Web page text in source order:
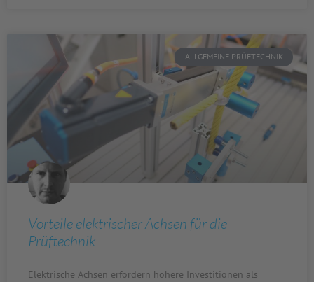
ALLGEMEINE PRÜFTECHNIK
Vorteile elektrischer Achsen für die
Prüftechnik
Elektrische Achsen erfordern höhere Investitionen als